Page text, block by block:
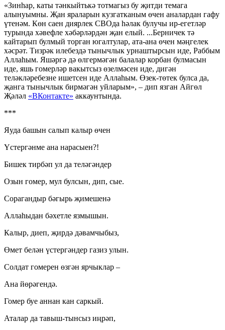
«Зинһар, каты тәнкыйтькә тотмагыз бу җитди темага
алынуымны. Җан яраларын кузгатканым өчен аналардан гафу
үтенәм. Көн саен диярлек СВОда һәлак булучы ир-егетләр
турында хәвефле хәбәрләрдән җан елый. ...Берничек тә
кайтарып булмый торган югалтулар, ата-ана өчен мәңгелек
хәсрәт. Тизрәк илебездә тынычлык урнаштырсын иде, Раббым
Аллаһым. Яшәргә дә өлгермәгән балалар корбан булмасын
иде, яшь гомерләр вакытсыз өзелмәсен иде, дигән
теләкләребезне ишетсен иде Аллаһым. Өзек-төтек булса да,
җанга тынычлык бирмәгән уйларым», – дип язган Айгөл
Җәләл «ВКонтакте» аккаунтында.
***
Яуда башын салып калыр өчен
Үстергәнме ана нарасыен?!
Бишек тирбәп ул да теләгәндер
Озын гомер, мул булсын, дип, сые.
Сорагандыр бәгырь җимешенә
Аллаһыдан бәхетле язмышын.
Калыр, диеп, җирдә дәвамчыбыз,
Өмет белән үстергәндер газиз улын.
Солдат гомерен өзгән ярчыклар –
Ана йөрәгендә.
Гомер буе аннан кан саркый.
Аталар да тавыш-тынсыз иңрәп,